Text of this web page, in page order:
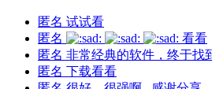
匿名 试试看
匿名
看看
匿名 非常经典的软件，终于找
匿名 下载看看